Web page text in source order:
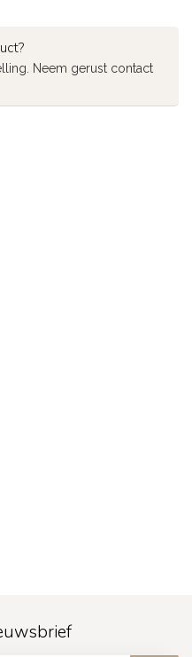
Neem gerust contact